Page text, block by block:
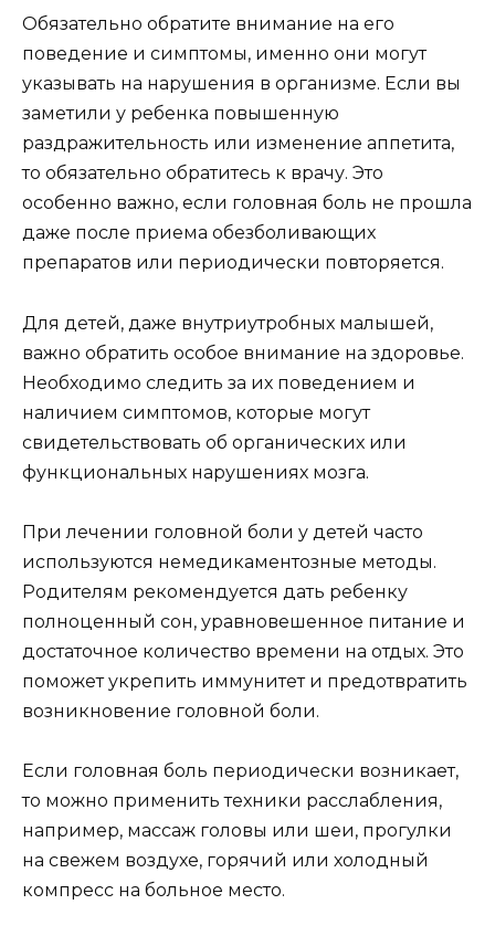
Обязательно обратите внимание на его
поведение и симптомы, именно они могут
указывать на нарушения в организме. Если вы
заметили у ребенка повышенную
раздражительность или изменение аппетита,
то обязательно обратитесь к врачу. Это
особенно важно, если головная боль не прошла
даже после приема обезболивающих
препаратов или периодически повторяется.
Для детей, даже внутриутробных малышей,
важно обратить особое внимание на здоровье.
Необходимо следить за их поведением и
наличием симптомов, которые могут
свидетельствовать об органических или
функциональных нарушениях мозга.
При лечении головной боли у детей часто
используются немедикаментозные методы.
Родителям рекомендуется дать ребенку
полноценный сон, уравновешенное питание и
достаточное количество времени на отдых. Это
поможет укрепить иммунитет и предотвратить
возникновение головной боли.
Если головная боль периодически возникает,
то можно применить техники расслабления,
например, массаж головы или шеи, прогулки
на свежем воздухе, горячий или холодный
компресс на больное место.